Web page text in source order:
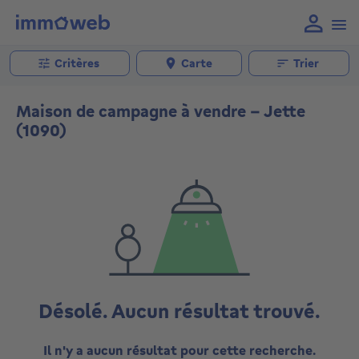
Critères Carte Trier
Maison de campagne à vendre - Jette
(1090)
Désolé. Aucun résultat trouvé.
Il n'y a aucun résultat pour cette recherche.